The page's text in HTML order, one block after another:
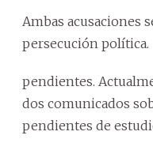
Ambas acusaciones
persecución política.
pendientes.
dos comunicados
pendientes de